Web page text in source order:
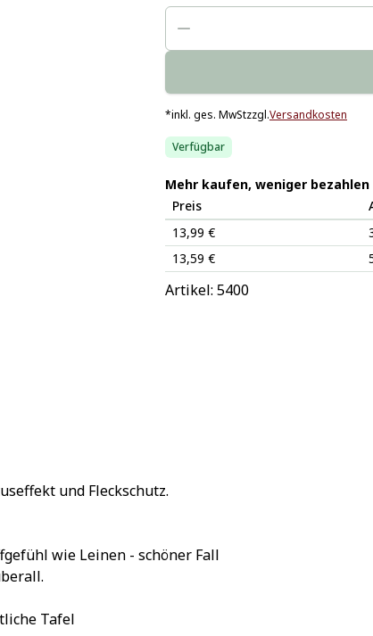
*inkl. ges. MwStzzgl.Versandkosten
Verfügbar
Mehr kaufen, weniger bezahlen
Preis
13,99 €
13,59 €
Artikel: 5400
und Fleckschutz.
wie Leinen - schöner Fall
Tafel